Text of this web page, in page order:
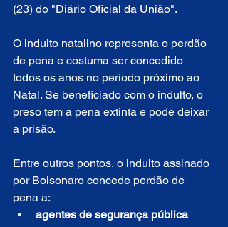
(23) do "Diário Oficial da União".
O indulto natalino representa o perdão
de pena e costuma ser concedido
todos os anos no período próximo ao
Natal. Se beneficiado com o indulto, o
preso tem a pena extinta e pode deixar
a prisão.
Entre outros pontos, o indulto assinado
por Bolsonaro concede perdão de
pena a:
agentes de segurança pública